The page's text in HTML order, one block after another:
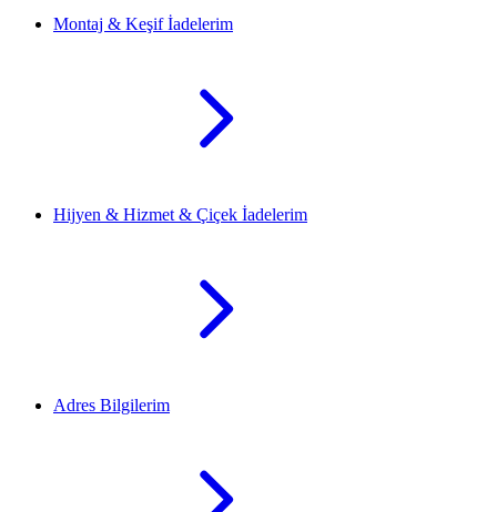
Montaj & Keşif İadelerim
Hijyen & Hizmet & Çiçek İadelerim
Adres Bilgilerim